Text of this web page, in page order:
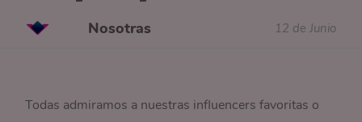
Nosotras 12 de Junio
Todas admiramos a nuestras influencers favoritas o